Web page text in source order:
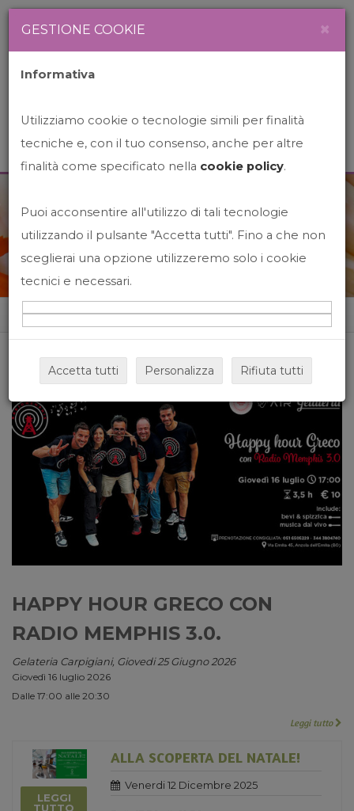
News&Events
Home News&events
HAPPY HOUR GRECO CON
RADIO MEMPHIS 3.0.
Gelateria Carpigiani, Giovedi 25 Giugno 2026
Giovedì 16 luglio 2026
Dalle 17:00 alle 20:30
Leggi tutto
LEGGI
TUTTO
ALLA SCOPERTA DEL NATALE!
Venerdi 12 Dicembre 2025
GESTIONE COOKIE ×
Informativa
Utilizziamo cookie o tecnologie simili per finalità
tecniche e, con il tuo consenso, anche per altre
finalità come specificato nella cookie policy.
Puoi acconsentire all'utilizzo di tali tecnologie
utilizzando il pulsante "Accetta tutti". Fino a che non
sceglierai una opzione utilizzeremo solo i cookie
tecnici e necessari.
Accetta tutti Personalizza Rifiuta tutti